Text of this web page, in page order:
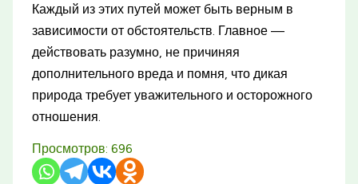
Каждый из этих путей может быть верным в
зависимости от обстоятельств. Главное —
действовать разумно, не причиняя
дополнительного вреда и помня, что дикая
природа требует уважительного и осторожного
отношения.
Просмотров: 696